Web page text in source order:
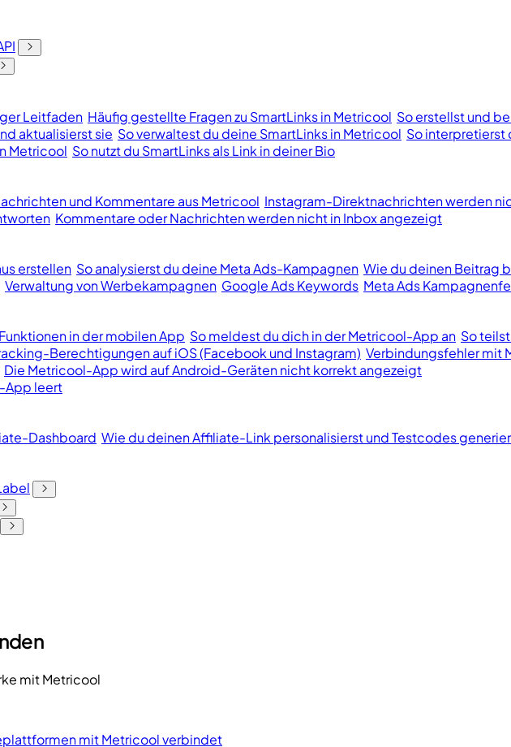
Leitfaden Häufig gestellte Fragen zu SmartLinks in Metricool So erstellst und
aktualisierst sie So verwaltest du deine SmartLinks in Metricool So interpretierst
Metricool So nutzt du SmartLinks als Link in deiner Bio
und Kommentare aus Metricool Instagram-Direktnachrichten werden
Kommentare oder Nachrichten werden nicht in Inbox angezeigt
erstellen So analysierst du deine Meta Ads-Kampagnen Wie du deinen Beitrag
Verwaltung von Werbekampagnen Google Ads Keywords Meta Ads
in der mobilen App So meldest du dich in der Metricool-App an So
Berechtigungen auf iOS (Facebook und Instagram) Verbindungsfehler mit
Die Metricool-App wird auf Android-Geräten nicht korrekt angezeigt
App leert
Dashboard Wie du deinen Affiliate-Link personalisierst und Testcodes
mit Metricool
mit Metricool verbindet